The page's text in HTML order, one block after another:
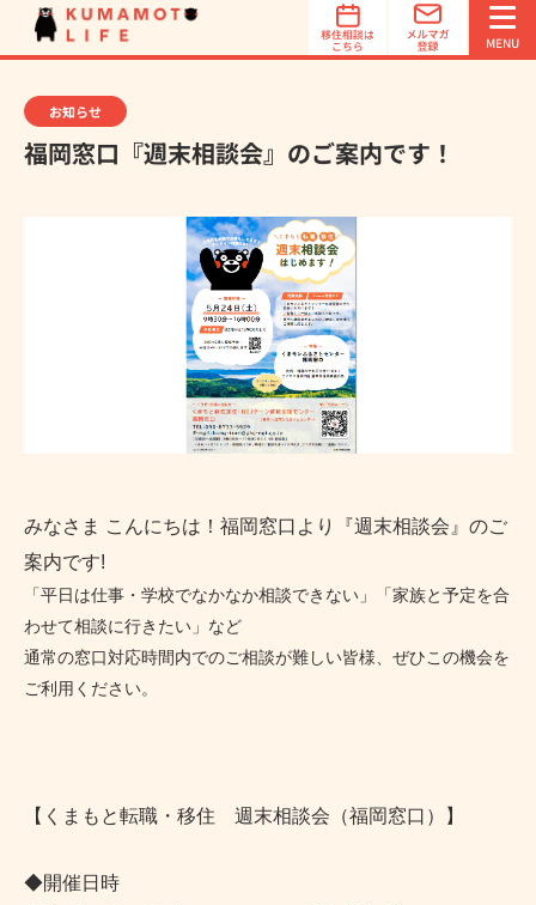
MENU
オススメ地域診断
簡単3ステップでオススメ地域を診断！
オススメ地域診断は、あなたの希望する「立地条件」「特
徴」「魅力」を選択するだけで、オススメの移住先を診断
します。診断は1分で完了！
お知らせ
福岡窓口『週末相談会』のご案内です！
みなさま こんにちは！ 福岡窓口より
『週末相談会』のご
案内です!
「平日は仕事・学校でなかなか相談できない」「家族と予定を合
わせて相談に行きたい」など
通常の窓口対応時間内でのご相談が難しい皆様、ぜひこの機会を
ご利用ください。
【くまもと転職・移住 週末相談会（福岡窓口） 】
◆開催日時